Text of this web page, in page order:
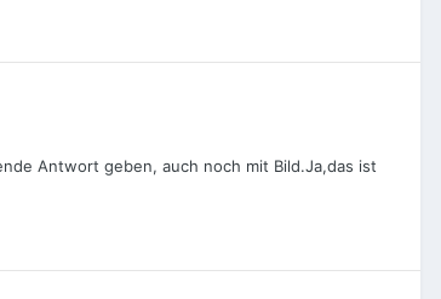
Antwort geben, auch noch mit Bild.Ja,das ist